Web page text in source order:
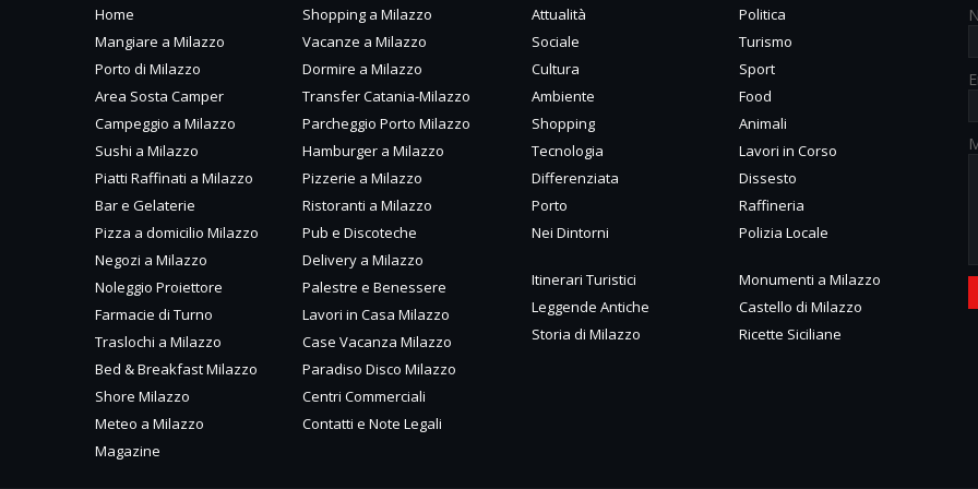
Home
Shopping a Milazzo
Mangiare a Milazzo
Vacanze a Milazzo
Porto di Milazzo
Dormire a Milazzo
Area Sosta Camper
Transfer Catania-Milazzo
Campeggio a Milazzo
Parcheggio Porto Milazzo
Sushi a Milazzo
Hamburger a Milazzo
Piatti Raffinati a Milazzo
Pizzerie a Milazzo
Bar e Gelaterie
Ristoranti a Milazzo
Pizza a domicilio Milazzo
Pub e Discoteche
Negozi a Milazzo
Delivery a Milazzo
Noleggio Proiettore
Palestre e Benessere
Farmacie di Turno
Lavori in Casa Milazzo
Traslochi a Milazzo
Case Vacanza Milazzo
Bed & Breakfast Milazzo
Paradiso Disco Milazzo
Shore Milazzo
Centri Commerciali
Meteo a Milazzo
Contatti e Note Legali
Magazine
Attualità
Politica
Sociale
Turismo
Cultura
Sport
Ambiente
Food
Shopping
Animali
Tecnologia
Lavori in Corso
Differenziata
Dissesto
Porto
Raffineria
Nei Dintorni
Polizia Locale
Itinerari Turistici
Monumenti a Milazzo
Leggende Antiche
Castello di Milazzo
Storia di Milazzo
Ricette Siciliane